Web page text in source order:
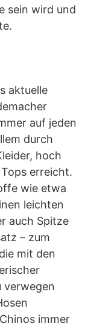
sein wird und
aktuelle
auf jeden
durch
hoch
erreicht.
wie etwa
leichten
auch Spitze
– zum
mit den
verwegen
immer